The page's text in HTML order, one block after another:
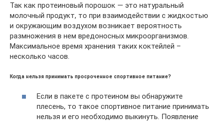
Так как протеиновый порошок — это натуральный
молочный продукт, то при взаимодействии с жидкостью
и окружающим воздухом возникает вероятность
размножения в нем вредоносных микроорганизмов.
Максимальное время хранения таких коктейлей –
несколько часов.
Когда нельзя принимать просроченное спортивное питание?
Если в пакете с протеином вы обнаружите
плесень, то такое спортивное питание принимать
нельзя и его необходимо выкинуть. Появление